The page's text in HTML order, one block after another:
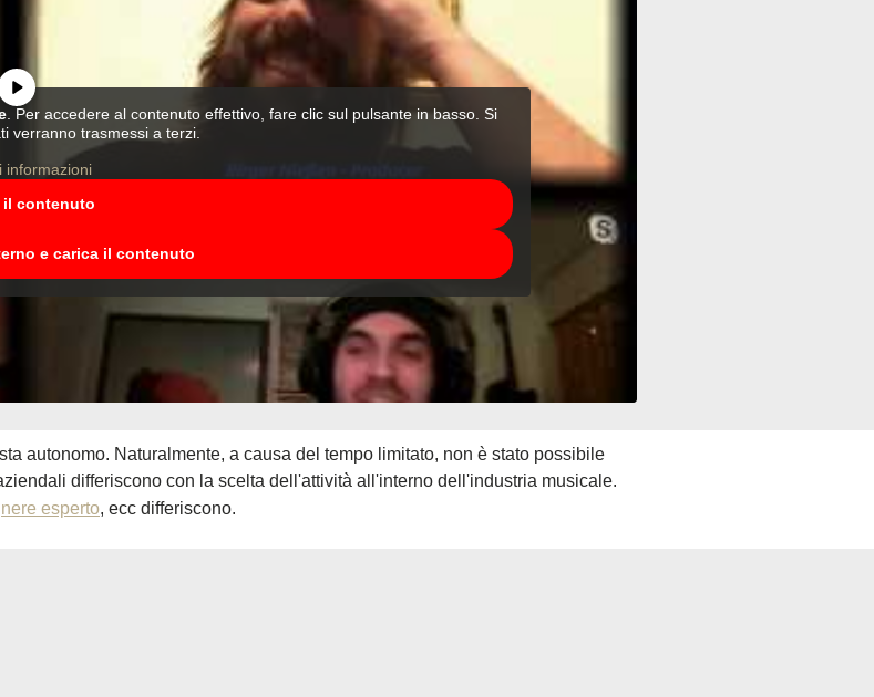
. Per accedere al contenuto effettivo, fare clic sul pulsante in basso. Si
verranno trasmessi a terzi.
informazioni
il contenuto
e carica il contenuto
autonomo. Naturalmente, a causa del tempo limitato, non è stato possibile
differiscono con la scelta dell'attività all'interno dell'industria musicale.
esperto, ecc differiscono.